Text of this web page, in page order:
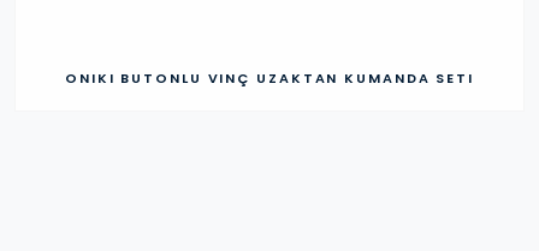
ONIKI BUTONLU VINÇ UZAKTAN KUMANDA SETI